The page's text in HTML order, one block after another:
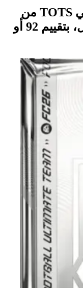
تحتوي على 1 من عناصر لاعبي TOTS من
تشكيلات فريق الموسم الأمثل، بتقييم 92 أو